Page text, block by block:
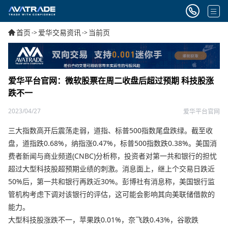
首页->爱华交易资讯-> 当前页
爱华平台官网：微软股票在周二收盘后超过预期 科技股涨
跌不一
2023/04/27 爱华平台官网
三大指数高开后震荡走弱，道指、标普500指数尾盘跌绿。截至收
盘，道指跌0.68%，纳指涨0.47%，标普500指数跌0.38%。美国消
费者新闻与商业频道(CNBC)分析称，投资者对第一共和银行的担忧
超过大型科技股超预期业绩的刺激。消息面上，继上个交易日跌近
50%后，第一共和银行再跌近30%。彭博社有消息称，美国银行监
管机构考虑下调对该银行的评估，这可能会影响其向美联储借款的
能力。
大型科技股涨跌不一，苹果跌0.01%，奈飞跌0.43%，谷歌跌